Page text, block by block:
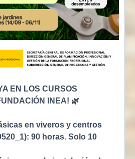
EN LOS CURSOS
INEA! 🌿
en viveros y centros
90 horas. Solo 10